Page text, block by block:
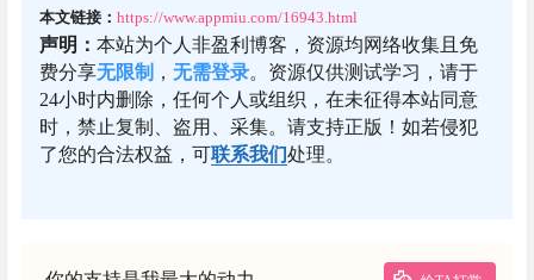
本文链接： https://www.appmiu.com/16943.html
声明： 本站为个人非盈利博客，资源均网络收集且免
费分享无限制 ， 无需登录。资源仅供测试学习，请于
24小时内删除，任何个人或组织，在未征得本站同意
时，禁止复制、盗用、采集。请支持正版！如若侵犯
了您的合法权益，可联系我们处理。